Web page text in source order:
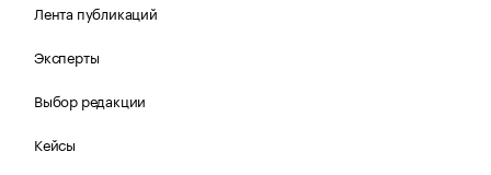
Лента публикаций
Эксперты
Выбор редакции
Кейсы